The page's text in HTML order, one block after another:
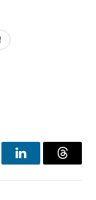
LinkedIn